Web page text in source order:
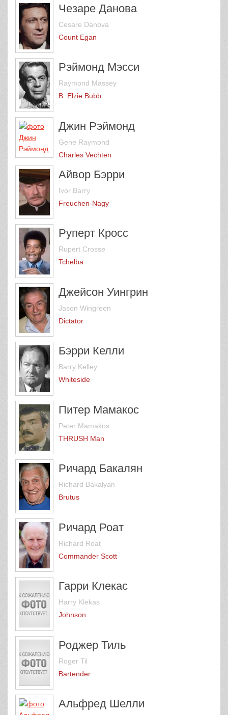
Чезаре Данова
Cesare Danova
Count Egan
Рэймонд Мэсси
Raymond Massey
B. Elzie Bubb
Джин Рэймонд
Gene Raymond
Charles Vechten
Айвор Бэрри
Ivor Barry
Freuchen-Nagy
Руперт Кросс
Rupert Crosse
Tchelba
Джейсон Уингрин
Jason Wingreen
Dictator
Бэрри Келли
Barry Kelley
Whiteside
Питер Мамакос
Peter Mamakos
THRUSH Man
Ричард Бакалян
Richard Bakalyan
Brutus
Ричард Роат
Richard Roat
Commander Scott
Гарри Клекас
Harry Klekas
Johnson
Роджер Тиль
Roger Til
Bartender
Альфред Шелли